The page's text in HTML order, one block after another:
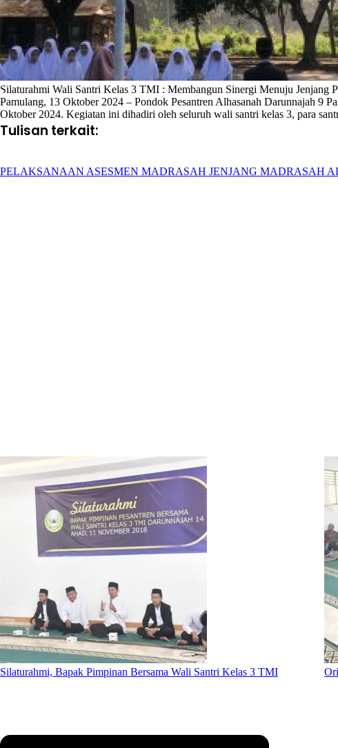
Silaturahmi Wali Santri Kelas 3 TMI : Membangun Sinergi Menuju Jenjang
Pamulang, 13 Oktober 2024 – Pondok Pesantren Alhasanah Darunnajah 9
Oktober 2024. Kegiatan ini dihadiri oleh seluruh wali santri kelas 3, para
Tulisan terkait:
PELAKSANAAN ASESMEN MADRASAH JENJANG MADRASAH
Silaturahmi, Bapak Pimpinan Bersama Wali Santri Kelas 3 TMI